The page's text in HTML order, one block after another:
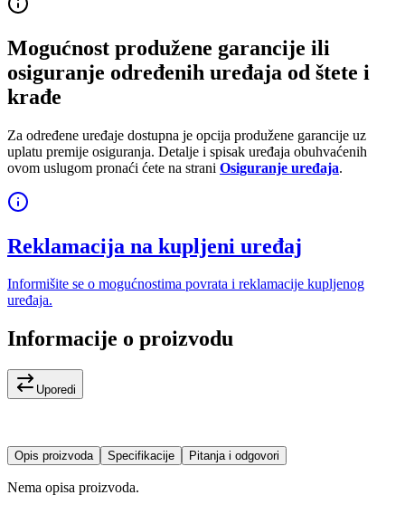
Mogućnost produžene garancije ili
osiguranje određenih uređaja od štete i
krađe
Za određene uređaje dostupna je opcija produžene garancije uz
uplatu premije osiguranja. Detalje i spisak uređaja obuhvaćenih
ovom uslugom pronaći ćete na strani Osiguranje uređaja.
Reklamacija na kupljeni uređaj
Informišite se o mogućnostima povrata i reklamacije kupljenog
uređaja.
Informacije o proizvodu
Uporedi
Opis proizvoda Specifikacije Pitanja i odgovori
Nema opisa proizvoda.